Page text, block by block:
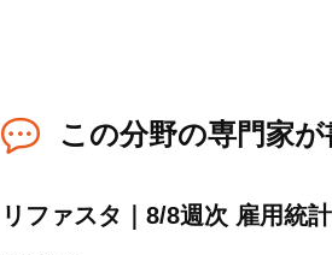
この分野の専門家
リファスタ｜8/8週次 雇用統